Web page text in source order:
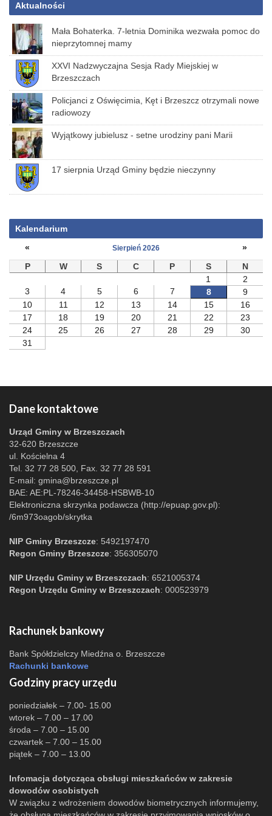
Aktualności
Mała Bohaterka. 7-letnia Dominika wezwała pomoc do
nieprzytomnej mamy
XXVI Nadzwyczajna Sesja Rady Miejskiej w
Brzeszczach
Policjanci z Oświęcimia, Kęt i Brzeszcz otrzymali nowe
radiowozy
Wyjątkowy jubielusz - setne urodziny pani Marii
17 sierpnia Urząd Gminy będzie nieczynny
Kalendarium
«
Sierpień 2026
»
P
W S C P S
N
1
2
3
4 5 6 7 8
9
10
11 12 13 14 15
16
17
18 19 20 21 22
23
24
25 26 27 28 29
30
31
Dane kontaktowe
Urząd Gminy w Brzeszczach
32-620 Brzeszcze
ul. Kościelna 4
Tel. 32 77 28 500, Fax. 32 77 28 591
E-mail: gmina@brzeszcze.pl
BAE: AE:PL-78246-34458-HSBWB-10
Elektroniczna skrzynka podawcza (http://epuap.gov.pl):
/6m973oagob/skrytka
NIP Gminy Brzeszcze: 5492197470
Regon Gminy Brzeszcze: 356305070
NIP Urzędu Gminy w Brzeszczach: 6521005374
Regon Urzędu Gminy w Brzeszczach: 000523979
Rachunek bankowy
Bank Spółdzielczy Miedźna o. Brzeszcze
Rachunki bankowe
Godziny pracy urzędu
poniedziałek – 7.00- 15.00
wtorek – 7.00 – 17.00
środa – 7.00 – 15.00
czwartek – 7.00 – 15.00
piątek – 7.00 – 13.00
Infomacja dotycząca obsługi mieszkańców w zakresie
dowodów osobistych
W związku z wdrożeniem dowodów biometrycznych informujemy,